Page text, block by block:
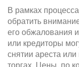
В рамках
обратить
его обжалования
или кредиторы
снятии ареста